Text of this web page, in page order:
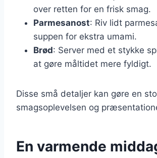
over retten for en frisk smag.
Parmesanost: Riv lidt
suppen for ekstra umami.
Brød: Server med et stykke
at gøre måltidet mere fyldigt.
Disse små detaljer kan gøre en
smagsoplevelsen og
En varmende